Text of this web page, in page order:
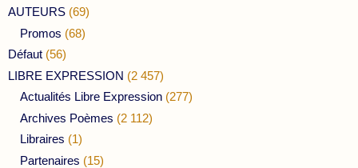
AUTEURS (69)
Promos (68)
Défaut (56)
LIBRE EXPRESSION (2 457)
Actualités Libre Expression (277)
Archives Poèmes (2 112)
Libraires (1)
Partenaires (15)